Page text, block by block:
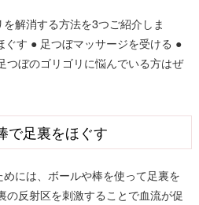
解消する方法を3つご紹介しま
す ● 足つぼマッサージを受ける ●
つぼのゴリゴリに悩んでいる方はぜ
で足裏をほぐす
には、ボールや棒を使って足裏を
の反射区を刺激することで血流が促